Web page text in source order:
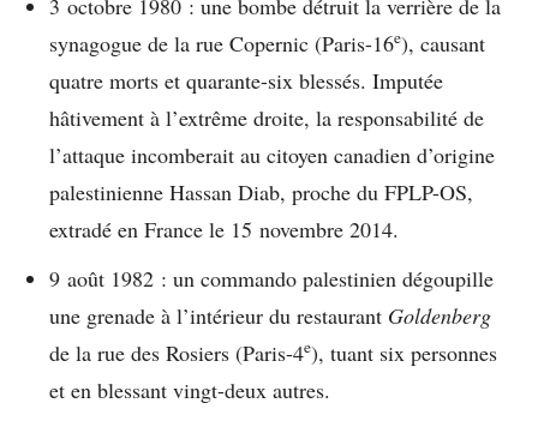
synagogue de la rue Copernic (Paris-16e), causant
quatre morts et quarante-six blessés. Imputée
hâtivement à l’extrême droite, la responsabilité de
l’attaque incomberait au citoyen canadien d’origine
palestinienne Hassan Diab, proche du FPLP-OS,
extradé en France le 15 novembre 2014.
9 août 1982 : un commando palestinien dégoupille
une grenade à l’intérieur du restaurant Goldenberg
de la rue des Rosiers (Paris-4e), tuant six personnes
et en blessant vingt-deux autres.